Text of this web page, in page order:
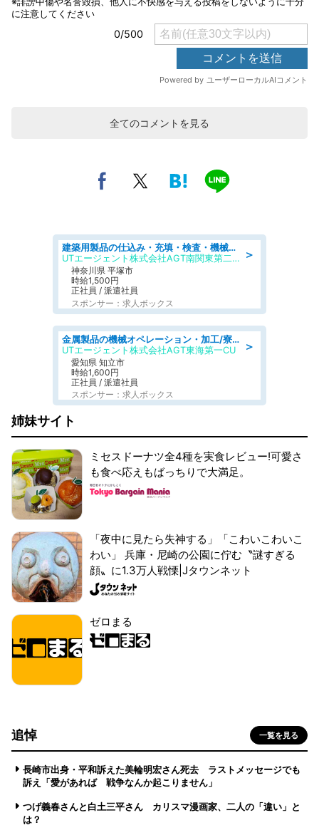
全てのコメントを見る
＞
建築用製品の仕込み・充填・検査・機械操作/寮完備/日払い/工場・製造
UTエージェント株式会社AGT南関東第二CU
神奈川県 平塚市
時給1,500円
正社員 / 派遣社員
スポンサー：求人ボックス
＞
金属製品の機械オペレーション・加工/寮完備/日払い/工場・製造
UTエージェント株式会社AGT東海第一CU
愛知県 知立市
時給1,600円
正社員 / 派遣社員
スポンサー：求人ボックス
姉妹サイト
ミセスドーナツ全4種を実食レビュー!可愛さ
も食べ応えもばっちりで大満足。
「夜中に見たら失神する」「こわいこわいこ
わい」 兵庫・尼崎の公園に佇む〝謎すぎる
顔〟に1.3万人戦慄|Jタウンネット
ゼロまる
追悼 一覧を見る
長崎市出身・平和訴えた美輪明宏さん死去 ラストメッセージでも
訴え「愛があれば 戦争なんか起こりません」
つげ義春さんと白土三平さん カリスマ漫画家、二人の「違い」と
は？